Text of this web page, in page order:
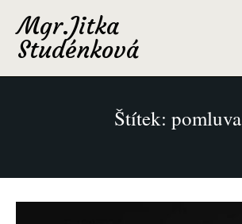
Mgr.Jitka
Studénková
Štítek: pomluva